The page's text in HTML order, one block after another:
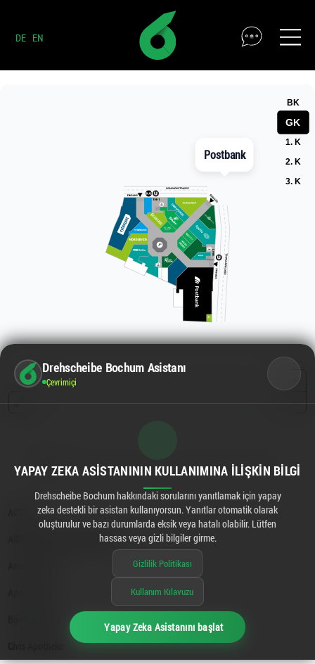
DE EN
Drehscheibe Bochum Asistanı
Çevrimiçi
YAPAY ZEKA ASISTANININ KULLANIMINA İLIŞKIN BILGI
Drehscheibe Bochum hakkındaki sorularını yanıtlamak için yapay
zeka destekli bir asistan kullanıyorsun. Yanıtlar otomatik olarak
oluşturulur ve bazı durumlarda eksik veya hatalı olabilir. Lütfen
hassas veya gizli bilgiler girme.
Gizlilik Politikası
Kullanım Kılavuzu
Yapay Zeka Asistanını başlat